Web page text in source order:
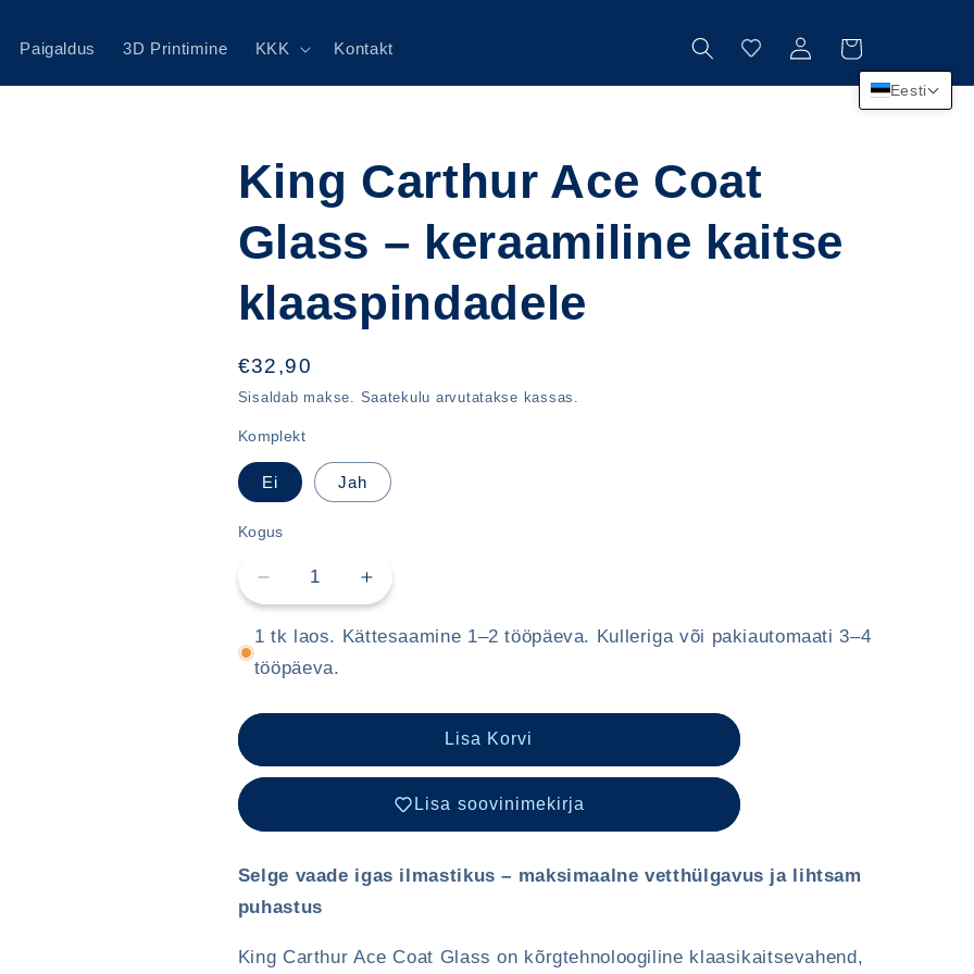
Paigaldus 3D Printimine KKK Kontakt
Logi
sisse
Käru
King Carthur Ace Coat
Glass – keraamiline kaitse
klaaspindadele
Hind
€32,90
Sisaldab makse. Saatekulu arvutatakse kassas.
Komplekt
Ei Jah
Kogus
Vähenda
King
Carthur
Ace
Coat
kaitse
klaaspindadele
Lisa
King
Carthur
kaitse
klaaspindadele
1 tk laos. Kättesaamine 1–2 tööpäeva. Kulleriga või pakiautomaati 3–4
tööpäeva.
Lisa Korvi
Lisa soovinimekirja
Selge vaade igas ilmastikus – maksimaalne vetthülgavus ja lihtsam
puhastus
King Carthur Ace Coat Glass on kõrgtehnoloogiline klaasikaitsevahend,
Eesti